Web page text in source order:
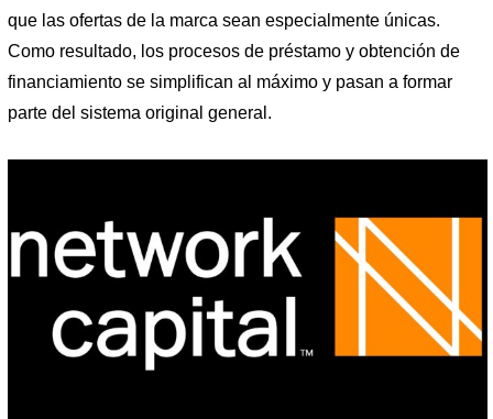
que las ofertas de la marca sean especialmente únicas.
Como resultado, los procesos de préstamo y obtención de
financiamiento se simplifican al máximo y pasan a formar
parte del sistema original general.